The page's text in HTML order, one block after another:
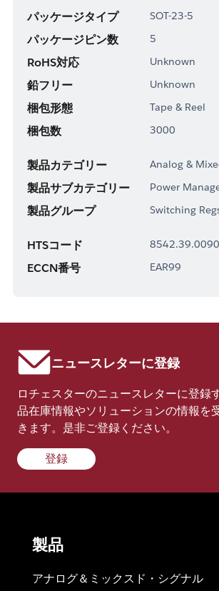
パッケージタイプ SOT-23-5
パッケージピン数 5
RoHS対応 Unknown
鉛フリー Unknown
梱包形態 Tape & Reel
梱包数 3000
製品カテゴリー Analog &
製品サブカテゴリー Power
製品グループ Switching
HTSコード 8542.39.0090
ECCN番号 EAR99
ニュースレターに登録
ロチェスターのニュースレターに登録
品在庫情報やソリューションの情報を
きます。是非ご登録ください。
登録
製品
アナログ＆ミックスド・シグナル